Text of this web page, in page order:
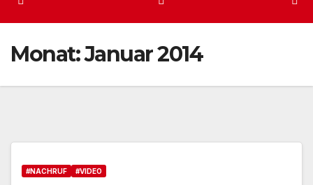
Monat:Januar 2014
#NACHRUF #VIDEO